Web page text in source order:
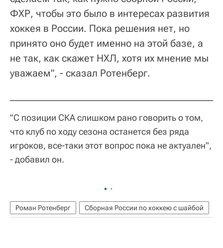
ФХР, чтобы это было в интересах развития
хоккея в России. Пока решения нет, но
принято оно будет именно на этой базе, а
не так, как скажет НХЛ, хотя их мнение мы
уважаем", - сказал Ротенберг.
"С позиции СКА слишком рано говорить о том,
что клуб по ходу сезона останется без ряда
игроков, все-таки этот вопрос пока не актуален",
- добавил он.
Роман Ротенберг Сборная России по хоккею с шайбой